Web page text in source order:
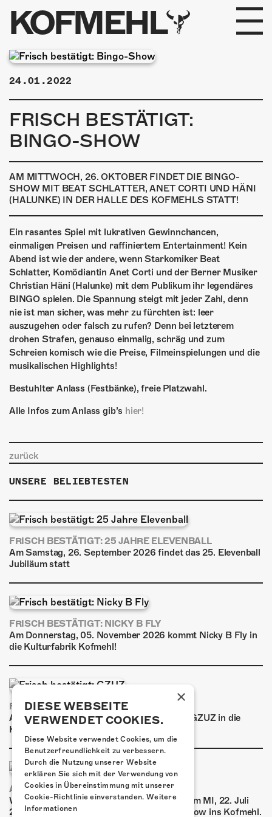
KOFMEHL
PROGRAMM
FABRIKGEFLÜSTER
GALERIE
PHOTOMAT
INFOS
KONTAKT
ÜBER UNS
GÖNNEREI
SHOP
MITMACHEN
24.01.2022
FRISCH BESTÄTIGT:
BINGO-SHOW
AM MITTWOCH, 26. OKTOBER FINDET DIE BINGO-
SHOW MIT BEAT SCHLATTER, ANET CORTI UND HÄNI
(HALUNKE) IN DER HALLE DES KOFMEHLS STATT!
Ein rasantes Spiel mit lukrativen Gewinnchancen,
einmaligen Preisen und raffiniertem Entertainment! Kein
Abend ist wie der andere, wenn Starkomiker Beat
Schlatter, Komödiantin Anet Corti und der Berner Musiker
Christian Häni (Halunke) mit dem Publikum ihr legendäres
BINGO spielen. Die Spannung steigt mit jeder Zahl, denn
nie ist man sicher, was mehr zu fürchten ist: leer
auszugehen oder falsch zu rufen? Denn bei letzterem
drohen Strafen, genauso einmalig, schräg und zum
Schreien komisch wie die Preise, Filmeinspielungen und die
musikalischen Highlights!
Bestuhlter Anlass (Festbänke), freie Platzwahl.
Alle Infos zum Anlass gib’s hier!
zurück
UNSERE BELIEBTESTEN
FRISCH BESTÄTIGT: 25 JAHRE ELEVENBALL
Am Samstag, 26. September 2026 findet das 25. Elevenball
Jubiläum statt
FRISCH BESTÄTIGT: NICKY B FLY
Am Donnerstag, 05. November 2026 kommt Nicky B Fly in
die Kulturfabrik Kofmehl!
FRISCH BESTÄTIGT: GZUZ
Am Donnerstag, 29. Oktober 2026 kommt GZUZ in die
Kulturfabrik Kofmehl!
AIRBOURNE - SPECIAL SUMMER SHOW
Wow, das ist ein Ding! Airbourne kommen am MI, 22. Juli
2026 für eine exklusive Special Summer Show ins Kofmehl.
×
DIESE WEBSEITE
VERWENDET COOKIES.
Diese Website verwendet Cookies, um die
Benutzerfreundlichkeit zu verbessern.
Durch die Nutzung unserer Website
erklären Sie sich mit der Verwendung von
Cookies in Übereinstimmung mit unserer
Cookie-Richtlinie einverstanden. Weitere
Informationen